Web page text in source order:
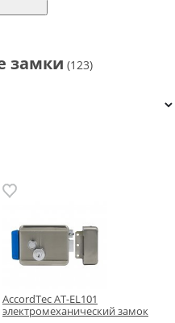
замки (123)
AccordTec AT-EL101
электромеханический замок